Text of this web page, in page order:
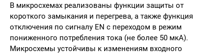
В микросхемах реализованы функции защиты от
короткого замыкания и перегрева, а также функция
отключения по сигналу EN с переходом в режим
пониженного потребления тока (не более 50 мкА).
Микросхемы устойчивы к изменениям входного